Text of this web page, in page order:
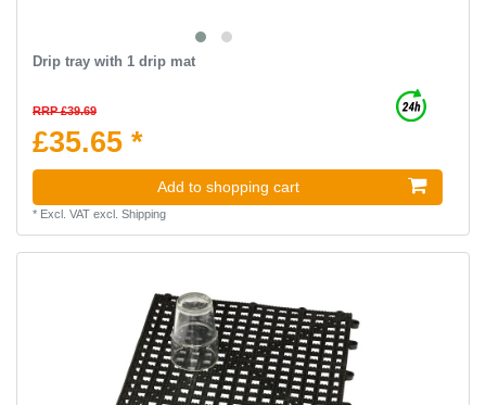
Drip tray with 1 drip mat
RRP £39.69
£35.65 *
Add to shopping cart
* Excl. VATexcl. Shipping